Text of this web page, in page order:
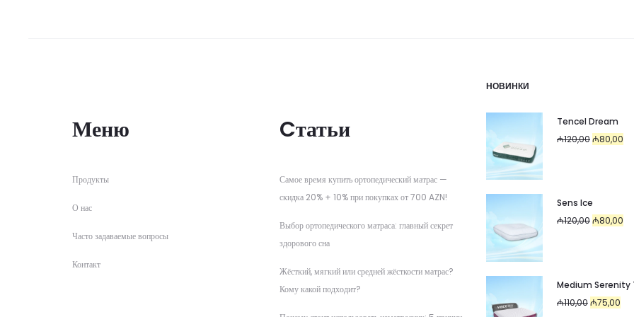
Меню
Продукты
О нас
Часто задаваемые вопросы
Контакт
Cтатьи
Самое время купить ортопедический матрас —
скидка 20% + 10% при покупках от 700 AZN!
Выбор ортопедического матраса: главный секрет
здорового сна
Жёсткий, мягкий или средней жёсткости матрас?
Кому какой подходит?
НОВИНКИ
Tencel Dream
₼120,00₼80,00
Sens Ice
₼120,00₼80,00
Medium Serenity
₼110,00₼75,00